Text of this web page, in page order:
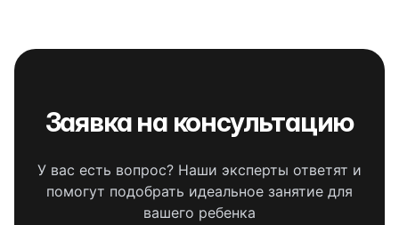
Заявка на консультацию
У вас есть вопрос? Наши эксперты ответят и
помогут подобрать идеальное занятие для
вашего ребенка